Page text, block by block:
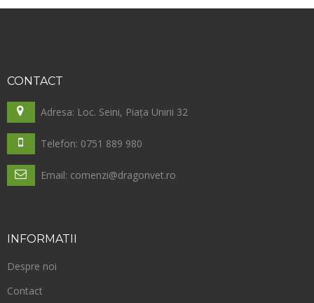
CONTACT
Adresa: Loc. Seini, Piața Unirii 32
Telefon: 0751 889 980
Email: comenzi@dragonvet.ro
INFORMATII
Despre noi
Contact